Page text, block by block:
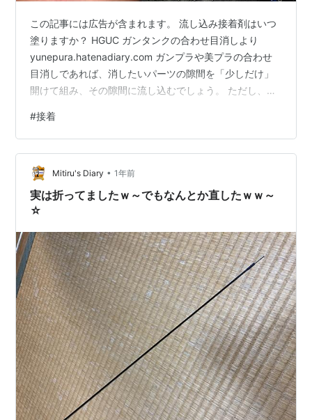
この記事には広告が含まれます。 流し込み接着剤はいつ
塗りますか？ HGUC ガンタンクの合わせ目消しより
yunepura.hatenadiary.com ガンプラや美プラの合わせ
目消しであれば、消したいパーツの隙間を「少しだけ」
開けて組み、その隙間に流し込むでしょう。 ただし、
込み接着剤を塗っても隙間が足りず、入っていかな
い…。 そんなことがありました。 そこで組み立てる前に
「予め塗る」方式に変更。接着する部分に塗って1～2分
ほど経ったらパーツを乗せて、出来上がり。 「ムニュ」
の発生も最小限で、見た目的にも良い感じです。 もう少
し早…
#接着
Mitiru's Diary • 1年前
実は折ってましたｗ～でもなんとか直したｗｗ～
☆